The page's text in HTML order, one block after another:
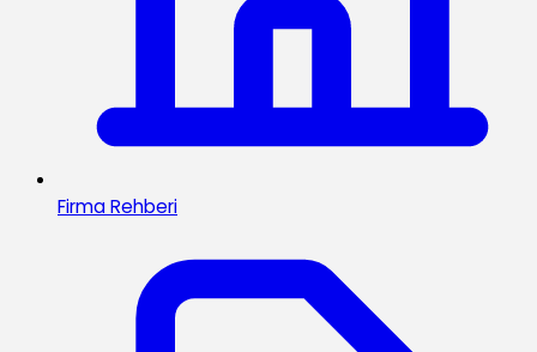
Firma Rehberi